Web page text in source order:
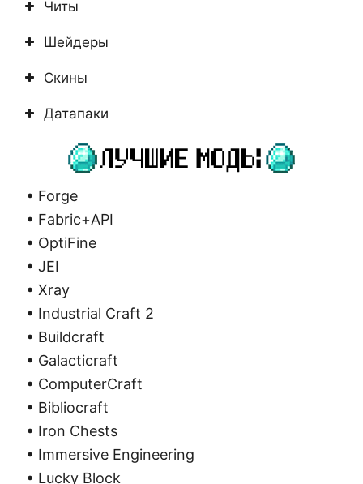
Читы
Шейдеры
Скины
Датапаки
• Forge
• Fabric+API
• OptiFine
• JEI
• Xray
• Industrial Craft 2
• Buildcraft
• Galacticraft
• ComputerCraft
• Bibliocraft
• Iron Chests
• Immersive Engineering
• Lucky Block